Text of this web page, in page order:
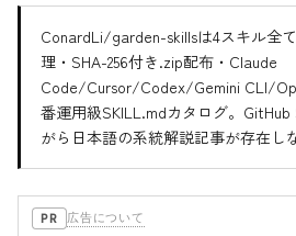
ConardLi/garden-skillsは4スキル全
理・SHA-256付き.zip配布・Claude
Code/Cursor/Codex/Gemini CLI/
番運用級SKILL.mdカタログ。
がら日本語の系統解説記事が存在し
PR 広告について